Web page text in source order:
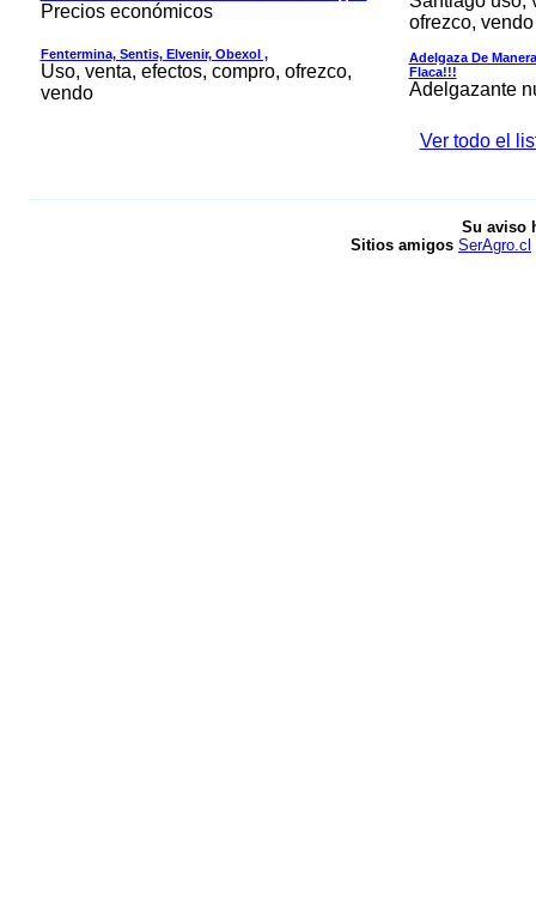
Precios económicos
ofrezco, vendo
Fentermina, Sentis, Elvenir, Obexol ,
Uso, venta, efectos, compro, ofrezco,
vendo
Adelgaza De
Flaca!!!
Adelgazante
Ver todo el
Su aviso
Sitios amigos SerAgro.cl